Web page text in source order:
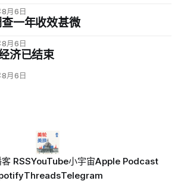
月6日
一年收效甚微
月6日
济已结束
月6日
RSSYouTube小宇宙Apple Podcast
ThreadsTelegram